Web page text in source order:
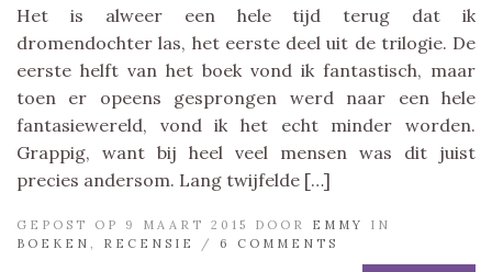
Het is alweer een hele tijd terug dat ik
dromendochter las, het eerste deel uit de trilogie. De
eerste helft van het boek vond ik fantastisch, maar
toen er opeens gesprongen werd naar een hele
fantasiewereld, vond ik het echt minder worden.
Grappig, want bij heel veel mensen was dit juist
precies andersom. Lang twijfelde […]
GEPOST OP 9 MAART 2015 DOOR EMMY
IN
BOEKEN
RECENSIE / 6 COMMENTS